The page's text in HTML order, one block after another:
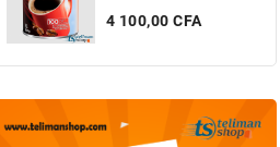
Prix
4 100,00 CFA